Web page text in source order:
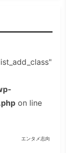
on line
エンタメ志向